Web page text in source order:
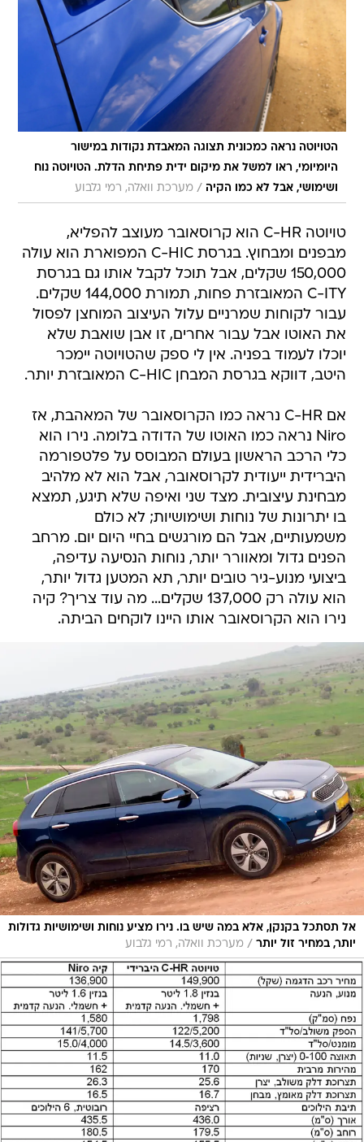
הטויוטה נראה כמכונית תצוגה המאבדת נקודות במישור
היומיומי, ראו למשל את מיקום ידית פתיחת הדלת. הטויוטה נוח
ושימושי, אבל לא כמו הקיה / מערכת וואלה, רמי גלבוע
טויוטה C-HR הוא קרוסאובר מעוצב להפליא,
מבפנים ומבחוץ. בגרסת C-HIC המפוארת הוא עולה
150,000 שקלים, אבל תוכל לקבל אותו גם בגרסת
C-ITY המאובזרת פחות, תמורת 144,000 שקלים.
עבור לקוחות שמרניים עלול העיצוב המוחצן לפסול
את האוטו אבל עבור אחרים, זו אבן שואבת שלא
יוכלו לעמוד בפניה. אין לי ספק שהטויוטה יימכר
היטב, דווקא בגרסת המבחן C-HIC המאובזרת יותר.
אם C-HR נראה כמו הקרוסאובר של המאהבת, אז
Niro נראה כמו האוטו של הדודה בלומה. נירו הוא
כלי הרכב הראשון בעולם המבוסס על פלטפורמה
היברידית ייעודית לקרוסאובר, אבל הוא לא מלהיב
מבחינת עיצובית. מצד שני ואיפה שלא תיגע, תמצא
בו יתרונות של נוחות ושימושיות; לא כולם
משמעותיים, אבל הם מורגשים בחיי היום יום. מרחב
הפנים גדול ומאוורר יותר, נוחות הנסיעה עדיפה,
ביצועי מנוע-גיר טובים יותר, תא המטען גדול יותר,
הוא עולה רק 137,000 שקלים... מה עוד צריך? קיה
נירו הוא הקרוסאובר אותו היינו לוקחים הביתה.
אל תסתכל בקנקן, אלא במה שיש בו. נירו מציע נוחות ושימושיות גדולות
יותר, במחיר זול יותר / מערכת וואלה, רמי גלבוע